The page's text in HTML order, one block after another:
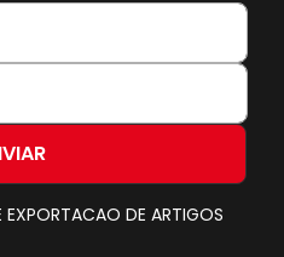
DE ARTIGOS